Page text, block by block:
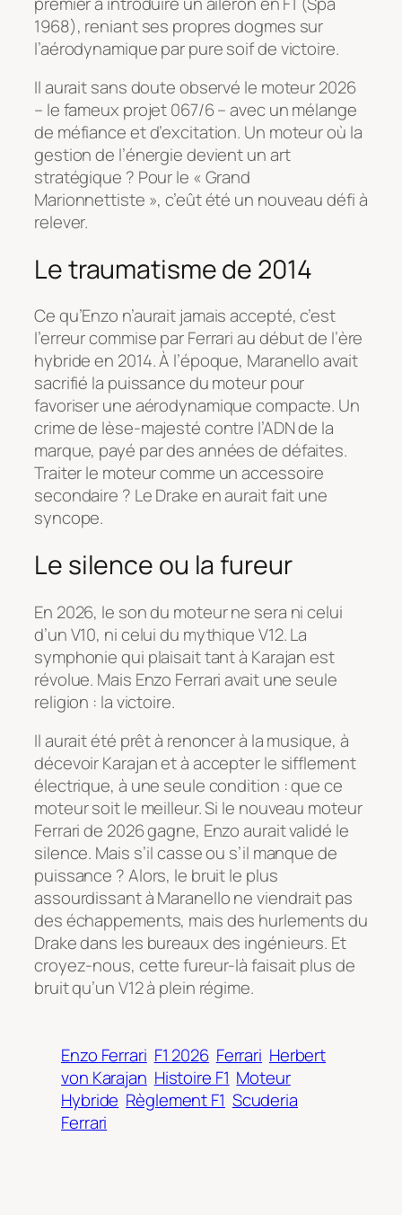
1968), reniant ses propres dogmes sur
l’aérodynamique par pure soif de victoire.
Il aurait sans doute observé le moteur 2026
– le fameux projet 067/6 – avec un mélange
de méfiance et d’excitation. Un moteur où la
gestion de l’énergie devient un art
stratégique ? Pour le « Grand
Marionnettiste », c’eût été un nouveau défi à
relever.
Le traumatisme de 2014
Ce qu’Enzo n’aurait jamais accepté, c’est
l’erreur commise par Ferrari au début de l’ère
hybride en 2014. À l’époque, Maranello avait
sacrifié la puissance du moteur pour
favoriser une aérodynamique compacte. Un
crime de lèse-majesté contre l’ADN de la
marque, payé par des années de défaites.
Traiter le moteur comme un accessoire
secondaire ? Le Drake en aurait fait une
syncope.
Le silence ou la fureur
En 2026, le son du moteur ne sera ni celui
d’un V10, ni celui du mythique V12. La
symphonie qui plaisait tant à Karajan est
révolue. Mais Enzo Ferrari avait une seule
religion : la victoire.
Il aurait été prêt à renoncer à la musique, à
décevoir Karajan et à accepter le sifflement
électrique, à une seule condition : que ce
moteur soit le meilleur. Si le nouveau moteur
Ferrari de 2026 gagne, Enzo aurait validé le
silence. Mais s’il casse ou s’il manque de
puissance ? Alors, le bruit le plus
assourdissant à Maranello ne viendrait pas
des échappements, mais des hurlements du
Drake dans les bureaux des ingénieurs. Et
croyez-nous, cette fureur-là faisait plus de
bruit qu’un V12 à plein régime.
Enzo Ferrari F1 2026 Ferrari Herbert
von Karajan Histoire F1 Moteur
Hybride Règlement F1 Scuderia
Ferrari